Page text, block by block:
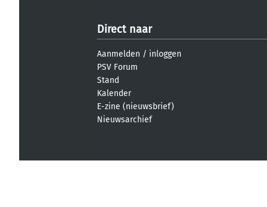
Direct naar
Aanmelden / inloggen
PSV Forum
Stand
Kalender
E-zine (nieuwsbrief)
Nieuwsarchief